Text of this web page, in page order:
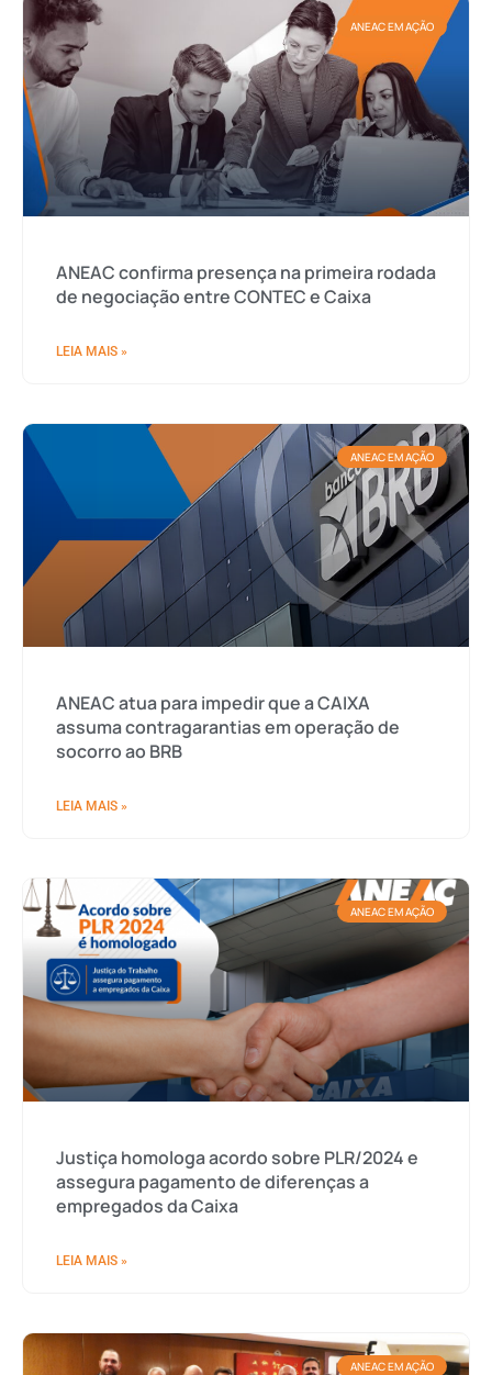
ANEAC EM AÇÃO
ANEAC confirma presença na primeira rodada
de negociação entre CONTEC e Caixa
LEIA MAIS »
ANEAC EM AÇÃO
ANEAC atua para impedir que a CAIXA
assuma contragarantias em operação de
socorro ao BRB
LEIA MAIS »
ANEAC EM AÇÃO
Justiça homologa acordo sobre PLR/2024 e
assegura pagamento de diferenças a
empregados da Caixa
LEIA MAIS »
ANEAC EM AÇÃO